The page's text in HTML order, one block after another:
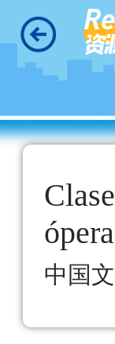
资
ópera
中国